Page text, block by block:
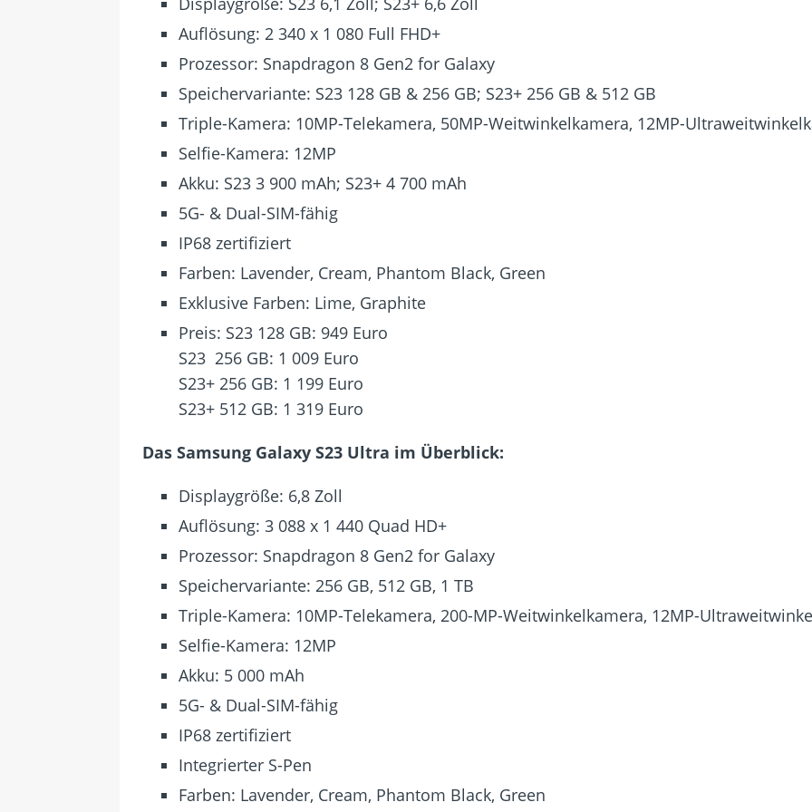
Auflösung: 2 340 x 1 080 Full FHD+
Prozessor: Snapdragon 8 Gen2 for Galaxy
Speichervariante: S23 128 GB & 256 GB; S23+ 256 GB & 512 GB
Triple-Kamera: 10MP-Telekamera, 50MP-Weitwinkelkamera, 12MP-
Selfie-Kamera: 12MP
Akku: S23 3 900 mAh; S23+ 4 700 mAh
5G- & Dual-SIM-fähig
IP68 zertifiziert
Farben: Lavender, Cream, Phantom Black, Green
Exklusive Farben: Lime, Graphite
Preis: S23 128 GB: 949 Euro
S23 256 GB: 1 009 Euro
S23+ 256 GB: 1 199 Euro
S23+ 512 GB: 1 319 Euro
Das Samsung Galaxy S23 Ultra im Überblick:
Displaygröße: 6,8 Zoll
Auflösung: 3 088 x 1 440 Quad HD+
Prozessor: Snapdragon 8 Gen2 for Galaxy
Speichervariante: 256 GB, 512 GB, 1 TB
Triple-Kamera: 10MP-Telekamera, 200-MP-Weitwinkelkamera, 12MP-
Selfie-Kamera: 12MP
Akku: 5 000 mAh
5G- & Dual-SIM-fähig
IP68 zertifiziert
Integrierter S-Pen
Farben: Lavender, Cream, Phantom Black, Green